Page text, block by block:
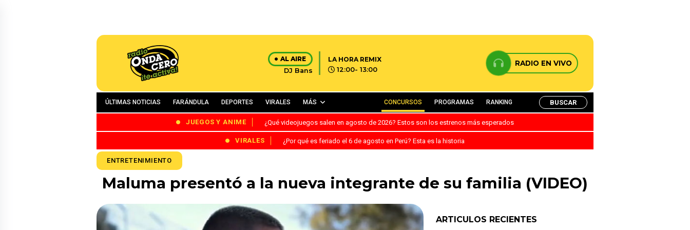
AL AIRE
DJ Bans
LA HORA REMIX
12:00- 13:00
RADIO EN VIVO
ÚLTIMAS NOTICIAS FARÁNDULA DEPORTES VIRALES MÁS CONCURSOS PROGRAMAS RANKING BUSCAR
JUEGOS Y ANIME ¿Qué videojuegos salen en agosto de 2026? Estos son los estrenos más esperados
VIRALES ¿Por qué es feriado el 6 de agosto en Perú? Esta es la historia
ENTRETENIMIENTO
Maluma presentó a la nueva integrante de su familia (VIDEO)
ARTICULOS RECIENTES